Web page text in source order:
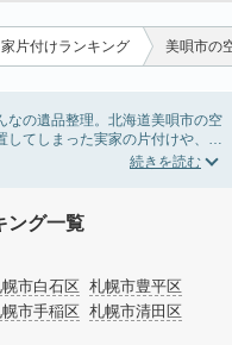
片付けランキング 美唄市の
なの遺品整理。北海道美唄市の空
してしまった実家の片付けや、相
・回収・引き取りまで対応してい
置法の法改正に伴う空き家の片
ング一覧
市白石区 札幌市豊平区
市手稲区 札幌市清田区